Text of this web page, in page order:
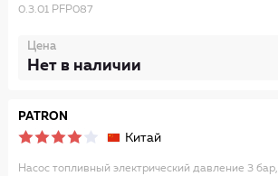
0.3.01 PFP087
Цена
Нет в наличии
PATRON
Китай
Насос топливный электрический давление 3 бар,